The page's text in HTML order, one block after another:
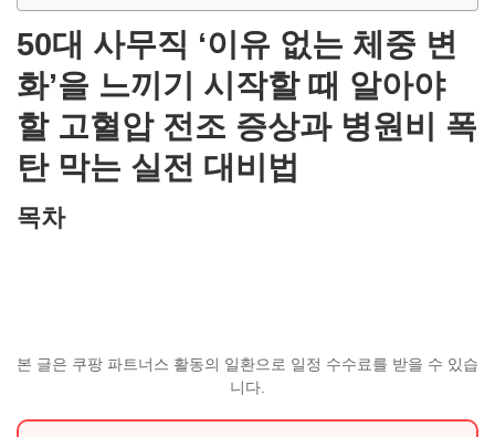
50대 사무직 ‘이유 없는 체중 변
화’을 느끼기 시작할 때 알아야
할 고혈압 전조 증상과 병원비 폭
탄 막는 실전 대비법
목차
본 글은 쿠팡 파트너스 활동의 일환으로 일정 수수료를 받을 수 있습
니다.